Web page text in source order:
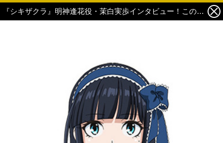
『シキザクラ』明神逢花役・茉白実歩インタビュー！この作品は「全キャラクターの成長物語」 4枚目の写真・画像